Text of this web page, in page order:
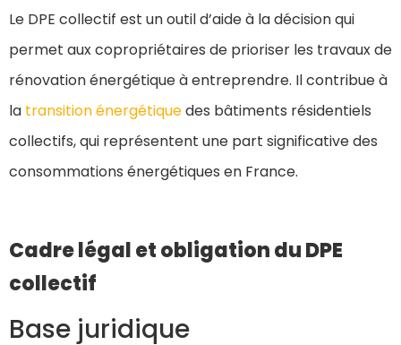
Le DPE collectif est un outil d’aide à la décision qui
permet aux copropriétaires de prioriser les travaux de
rénovation énergétique à entreprendre. Il contribue à
la transition énergétiquedes bâtiments résidentiels
collectifs, qui représentent une part significative des
consommations énergétiques en France.
Cadre légal et obligation du DPE
collectif
Base juridique